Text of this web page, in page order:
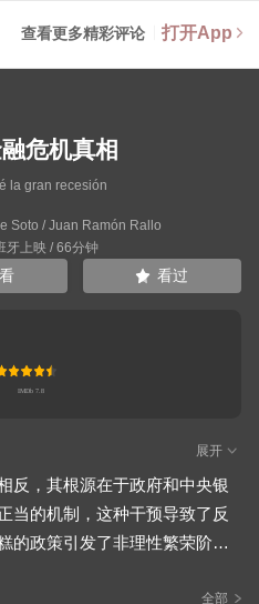
查看更多精彩评论 打开App
危机真相
la gran recesión
Soto / Juan Ramón Rallo
牙上映 / 66分钟
看过
展开
反，其根源在于政府和中央银
当的机制，这种干预导致了反
的政策引发了非理性繁荣阶
全部